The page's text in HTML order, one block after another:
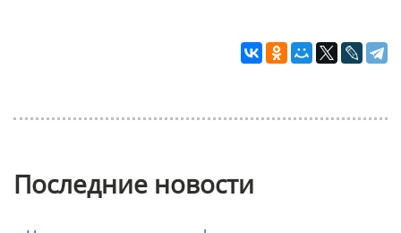
Последние новости